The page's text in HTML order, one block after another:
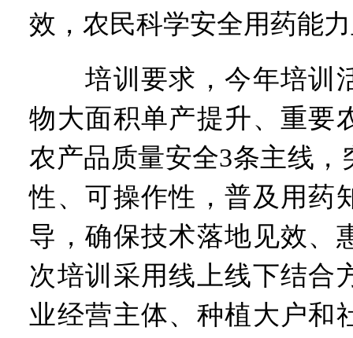
效，农民科学安全用药能
培训要求，今年培训
物大面积单产提升、重要
农产品质量安全3条主线，
性、可操作性，普及用药
导，确保技术落地见效、
次培训采用线上线下结合
业经营主体、种植大户和